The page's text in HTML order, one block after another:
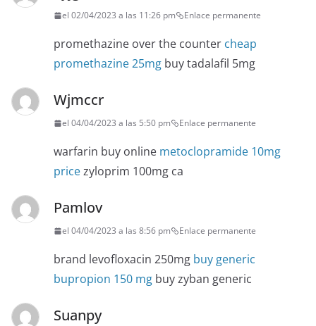
el 02/04/2023 a las 11:26 pm Enlace permanente
promethazine over the counter cheap
promethazine 25mg buy tadalafil 5mg
Wjmccr
el 04/04/2023 a las 5:50 pm Enlace permanente
warfarin buy online metoclopramide 10mg
pricezyloprim 100mg ca
Pamlov
el 04/04/2023 a las 8:56 pm Enlace permanente
brand levofloxacin 250mg buy generic
bupropion 150 mg buy zyban generic
Suanpy